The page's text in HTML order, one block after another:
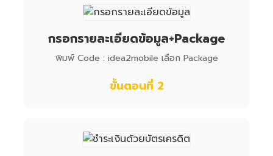
กรอกรายละเอียดข้อมูล+Package
พิมพ์ Code : idea2mobile เลือก Package
ขั้นตอนที่ 2